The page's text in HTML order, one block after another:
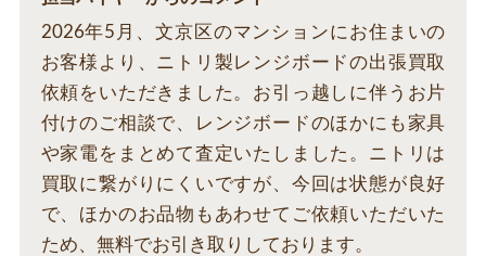
2026年5月、文京区のマンションにお住まいの
お客様より、ニトリ製レンジボードの出張買取
依頼をいただきました。お引っ越しに伴うお片
付けのご相談で、レンジボードのほかにも家具
や家電をまとめて査定いたしました。ニトリは
買取に繋がりにくいですが、今回は状態が良好
で、ほかのお品物もあわせてご依頼いただいた
ため、無料でお引き取りしております。